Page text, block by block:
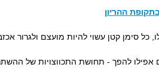
ההריון
כל סימן קטן עשוי להיות מועצם ולגרור
אפילו להפך - תחושת התכווצויות של